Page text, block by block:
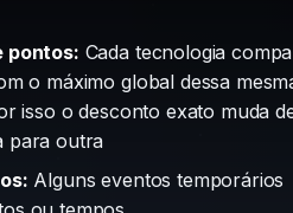
pontos: Cada tecnologia
o máximo global dessa
isso o desconto exato muda
para outra
Alguns eventos temporários